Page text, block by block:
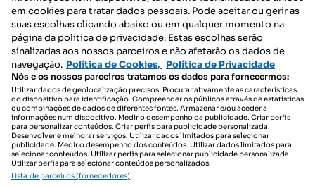
Mapa do Site
Contacte-nos
SIGA-NOS:
DESCARREGAR NA:
em cookies para tratar dados pessoais. Pode aceitar ou gerir as
suas escolhas clicando abaixo ou em qualquer momento na
página da política de privacidade. Estas escolhas serão
sinalizadas aos nossos parceiros e não afetarão os dados de
navegação. Política de Cookies, Política de Privacidade
Nós e os nossos parceiros tratamos os dados para fornecermos:
Utilizar dados de geolocalização precisos. Procurar ativamente as características
do dispositivo para identificação. Compreender os públicos através de estatísticas
ou combinações de dados de diferentes fontes. Armazenar e/ou aceder a
informações num dispositivo. Medir o desempenho da publicidade. Criar perfis
para personalizar conteúdos. Criar perfis para publicidade personalizada.
Desenvolver e melhorar serviços. Utilizar dados limitados para selecionar
publicidade. Medir o desempenho dos conteúdos. Utilizar dados limitados para
selecionar conteúdos. Utilizar perfis para selecionar publicidade personalizada.
Utilizar perfis para selecionar conteúdos personalizados.
Lista de parceiros (fornecedores)